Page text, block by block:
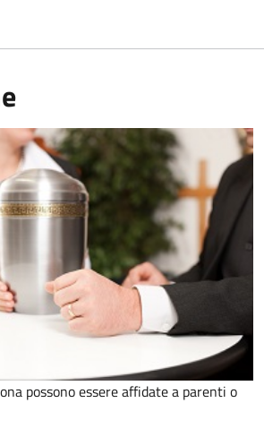
possono essere affidate a parenti o